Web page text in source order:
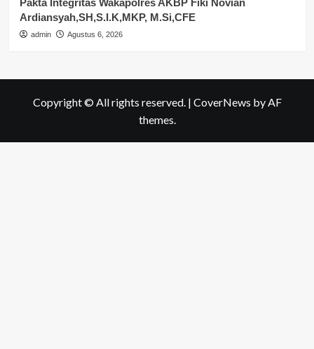
Ardiansyah,SH,S.I.K,MKP, M.Si,CFE
admin Agustus 6, 2026
Copyright © All rights reserved. | CoverNews by AF
themes.